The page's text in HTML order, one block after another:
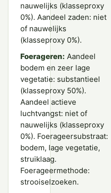
nauwelijks (klasseproxy
0%). Aandeel zaden: niet
of nauwelijks
(klasseproxy 0%).
Foerageren: Aandeel
bodem en zeer lage
vegetatie: substantieel
(klasseproxy 50%).
Aandeel actieve
luchtvangst: niet of
nauwelijks (klasseproxy
0%). Foerageersubstraat:
bodem, lage vegetatie,
struiklaag.
Foerageermethode:
strooiselzoeken.